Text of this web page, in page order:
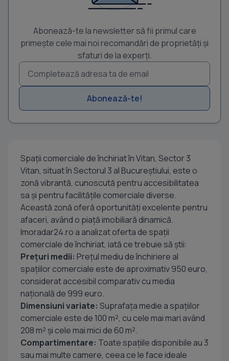
Abonează-te la newsletter să fii primul care
primește cele mai noi recomandări de proprietăți și
sfaturi de la experți.
Abonează-te!
Spaţii comerciale de închiriat în Vitan, Sector 3
Vitan, situat în Sectorul 3 al Bucureștiului, este o
zonă vibrantă, cunoscută pentru accesibilitatea
sa și pentru facilitățile comerciale diverse.
Această zonă oferă oportunități excelente pentru
afaceri, având o piață imobiliară dinamică.
Imoradar24.ro a analizat oferta de spații
comerciale de închiriat, iată ce trebuie să știi:
Prețuri medii: Prețul mediu de închiriere al
spațiilor comerciale este de aproximativ 950 euro,
considerat accesibil comparativ cu media
națională de 999 euro.
Dimensiuni variate: Suprafața medie a spațiilor
comerciale este de 100 m², cu cele mai mari având
208 m² și cele mai mici de 60 m².
Compartimentare: Toate spațiile disponibile au 3
sau mai multe camere, ceea ce le face ideale